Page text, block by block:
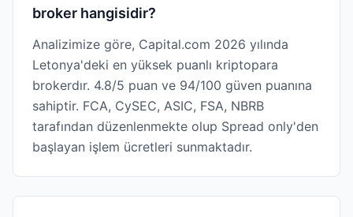
broker hangisidir?
Analizimize göre, Capital.com 2026 yılında
Letonya'deki en yüksek puanlı kriptopara
brokerdır. 4.8/5 puan ve 94/100 güven puanına
sahiptir. FCA, CySEC, ASIC, FSA, NBRB
tarafından düzenlenmekte olup Spread only'den
başlayan işlem ücretleri sunmaktadır.